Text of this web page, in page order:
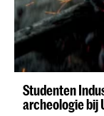
Studenten
archeologie bij